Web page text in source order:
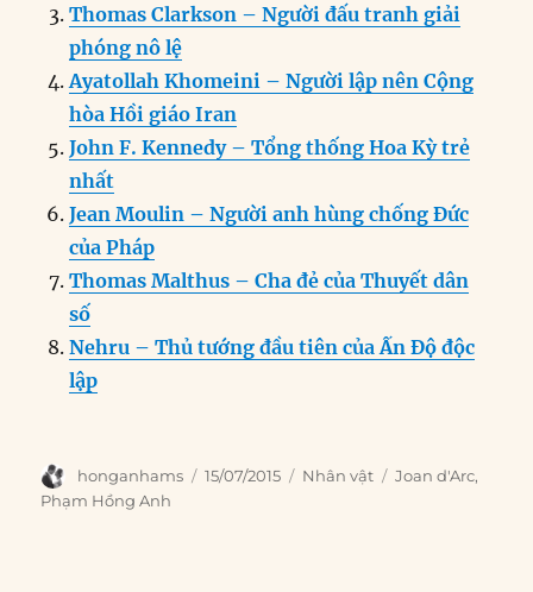
o
k
n
er p m
Thomas Clarkson – Người đấu tranh giải
phóng nô lệ
Ayatollah Khomeini – Người lập nên Cộng
hòa Hồi giáo Iran
John F. Kennedy – Tổng thống Hoa Kỳ trẻ
nhất
Jean Moulin – Người anh hùng chống Đức
của Pháp
Thomas Malthus – Cha đẻ của Thuyết dân
số
Nehru – Thủ tướng đầu tiên của Ấn Độ độc
lập
Author
honganhams
Posted
15/07/2015 Categories
Nhân vật Tags
Joan d'Arc,
Phạm Hồng Anh